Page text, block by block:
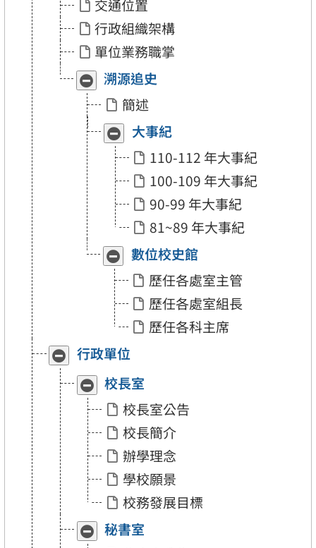
交通位置
行政組織架構
單位業務職掌
收
合
「溯
源
追
史」
展
開
「溯
源
追
史」
溯源追史
簡述
收
合
「大
紀」
展
開
「大
紀」
大事紀
110-112 年大事紀
100-109 年大事紀
90-99 年大事紀
81~89 年大事紀
收
合
「數
校
史
館」
展
開
「數
校
史
館」
數位校史館
歷任各處室主管
歷任各處室組長
歷任各科主席
收
合
「行
政
位」
展
開
「行
政
位」
行政單位
收
合
「校
室」
展
開
「校
室」
校長室
校長室公告
校長簡介
辦學理念
學校願景
校務發展目標
收
合
展
開
秘書室